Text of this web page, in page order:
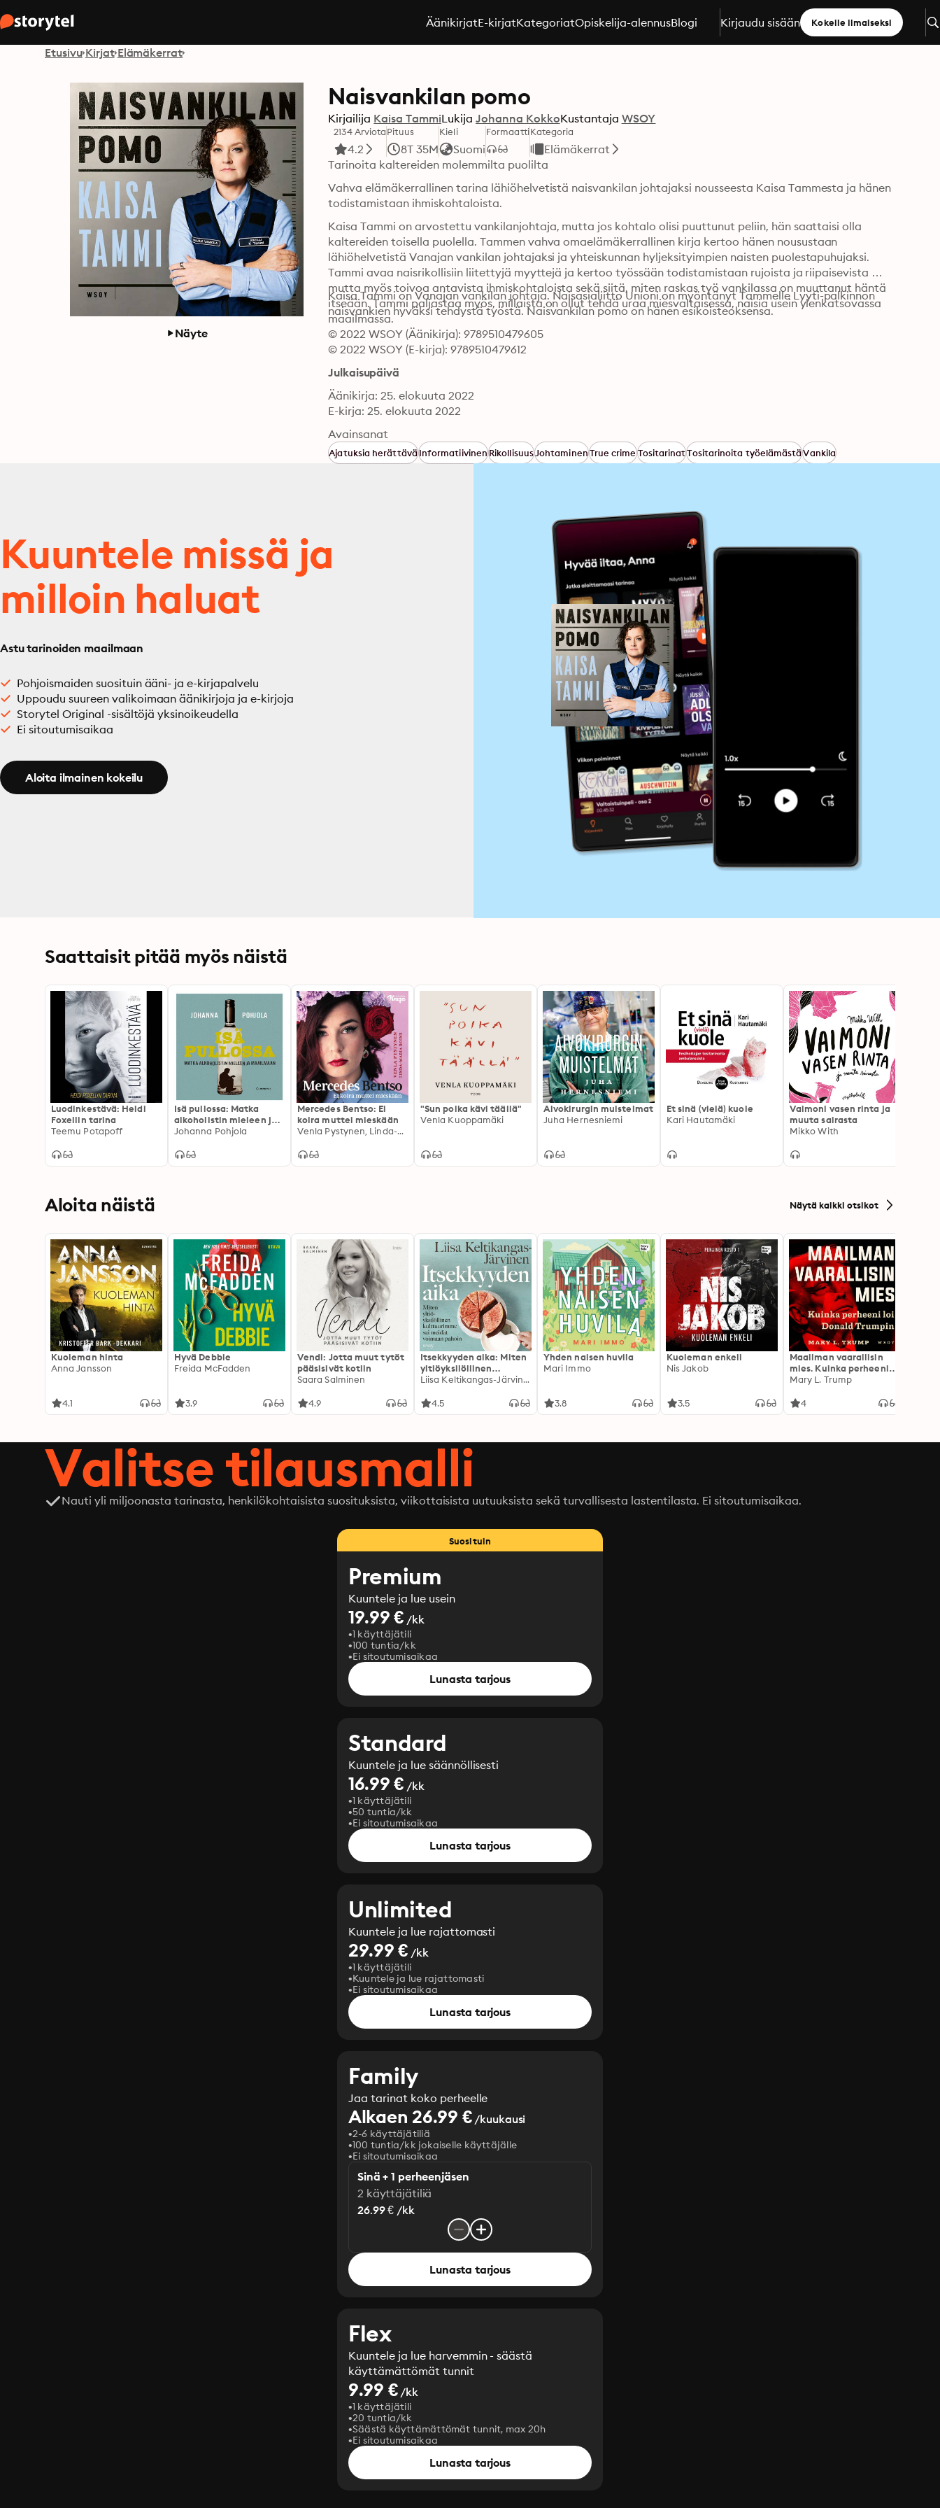
ÄänikirjatE-kirjatKategoriatOpiskelija-alennusBlogi Kirjaudu sisään Kokeile ilmaiseksi
Etusivu Kirjat Elämäkerrat
Näyte
Naisvankilan pomo
Kirjailija Kaisa TammiLukija Johanna KokkoKustantaja WSOY
2134 Arviota
4.2
Pituus
8T 35M
Kieli
Suomi
FormaattiKategoria
Elämäkerrat
Tarinoita kaltereiden molemmilta puolilta
Vahva elämäkerrallinen tarina lähiöhelvetistä naisvankilan johtajaksi nousseesta Kaisa Tammesta ja hänen
todistamistaan ihmiskohtaloista.
Kaisa Tammi on arvostettu vankilanjohtaja, mutta jos kohtalo olisi puuttunut peliin, hän saattaisi olla
kaltereiden toisella puolella. Tammen vahva omaelämäkerrallinen kirja kertoo hänen nousustaan
lähiöhelvetistä Vanajan vankilan johtajaksi ja yhteiskunnan hyljeksityimpien naisten puolestapuhujaksi.
Tammi avaa naisrikollisiin liitettyjä myyttejä ja kertoo työssään todistamistaan rujoista ja riipaisevista
mutta myös toivoa antavista ihmiskohtaloista sekä siitä, miten raskas työ vankilassa on muuttanut häntä
itseään. Tammi paljastaa myös, millaista on ollut tehdä uraa miesvaltaisessa, naisia usein ylenkatsovassa
maailmassa.
Kaisa Tammi on Vanajan vankilan johtaja. Naisasialiitto Unioni on myöntänyt Tammelle Lyyti-palkinnon
naisvankien hyväksi tehdystä työstä. Naisvankilan pomo on hänen esikoisteoksensa.
© 2022 WSOY (Äänikirja): 9789510479605
© 2022 WSOY (E-kirja): 9789510479612
Julkaisupäivä
Äänikirja: 25. elokuuta 2022
E-kirja: 25. elokuuta 2022
Avainsanat
Ajatuksia herättäväInformatiivinenRikollisuusJohtaminenTrue crimeTositarinatTositarinoita työelämästäVankila
Kuuntele missä ja
milloin haluat
Astu tarinoiden maailmaan
Pohjoismaiden suosituin ääni- ja e-kirjapalvelu
Uppoudu suureen valikoimaan äänikirjoja ja e-kirjoja
Storytel Original -sisältöjä yksinoikeudella
Ei sitoutumisaikaa
Aloita ilmainen kokeilu
Saattaisit pitää myös näistä
Luodinkestävä: Heidi
Foxellin tarina
Teemu Potapoff
Isä pullossa: Matka
alkoholistin mieleen ja
maailmaan
Johanna Pohjola
Mercedes Bentso: Ei
koira muttei mieskään
Venla Pystynen, Linda-Maria Raninen
"Sun poika kävi täällä"
Venla Kuoppamäki
Aivokirurgin muistelmat
Juha Hernesniemi
Et sinä (vielä) kuole
Kari Hautamäki
Vaimoni vasen rinta ja
muuta sairasta
Mikko With
Aloita näistä Näytä kaikki otsikot
Kuoleman hinta
Anna Jansson
4.1
Hyvä Debbie
Freida McFadden
3.9
Vendi: Jotta muut tytöt
pääsisivät kotiin
Saara Salminen
4.9
Itsekkyyden aika: Miten
yltiöyksilöllinen
kulttuurimme sai
Liisa Keltikangas-Järvinen
4.5
Yhden naisen huvila
Mari Immo
3.8
Kuoleman enkeli
Nis Jakob
3.5
Maailman vaarallisin
mies. Kuinka perheeni
loi Donald Trumpin
Mary L. Trump
4
Valitse tilausmalli
Nauti yli miljoonasta tarinasta, henkilökohtaisista suosituksista, viikottaisista uutuuksista sekä turvallisesta lastentilasta. Ei sitoutumisaikaa.
Suosituin
Premium
Kuuntele ja lue usein
19.99 € /kk
1 käyttäjätili
100 tuntia/kk
Ei sitoutumisaikaa
Lunasta tarjous
Standard
Kuuntele ja lue säännöllisesti
16.99 € /kk
1 käyttäjätili
50 tuntia/kk
Ei sitoutumisaikaa
Lunasta tarjous
Unlimited
Kuuntele ja lue rajattomasti
29.99 € /kk
1 käyttäjätili
Kuuntele ja lue rajattomasti
Ei sitoutumisaikaa
Lunasta tarjous
Family
Jaa tarinat koko perheelle
Alkaen 26.99 €/kuukausi
2-6 käyttäjätiliä
100 tuntia/kk jokaiselle käyttäjälle
Ei sitoutumisaikaa
Sinä + 1 perheenjäsen
2 käyttäjätiliä
26.99 € /kk
Lunasta tarjous
Flex
Kuuntele ja lue harvemmin - säästä
käyttämättömät tunnit
9.99 €/kk
1 käyttäjätili
20 tuntia/kk
Säästä käyttämättömät tunnit, max 20h
Ei sitoutumisaikaa
Lunasta tarjous